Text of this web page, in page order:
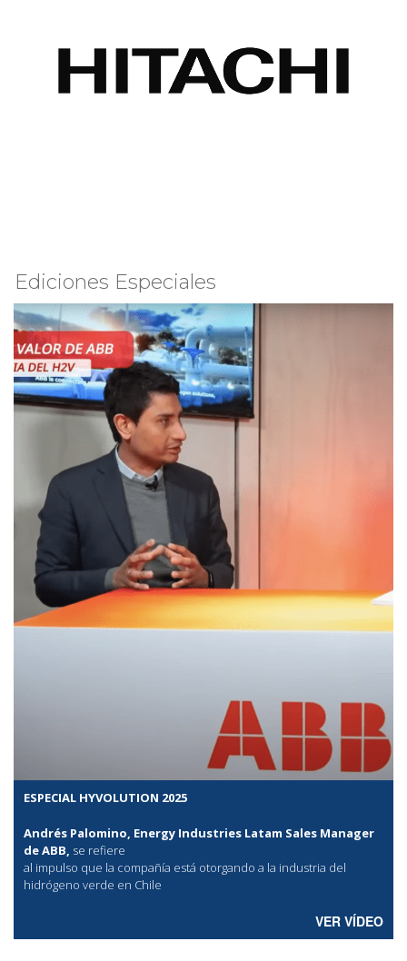
Ediciones Especiales
ESPECIAL HYVOLUTION 2025
Andrés Palomino, Energy Industries Latam Sales Manager
de ABB, se refiere
al impulso que la compañía está otorgando a la industria del
hidrógeno verde en Chile
VER VÍDEO